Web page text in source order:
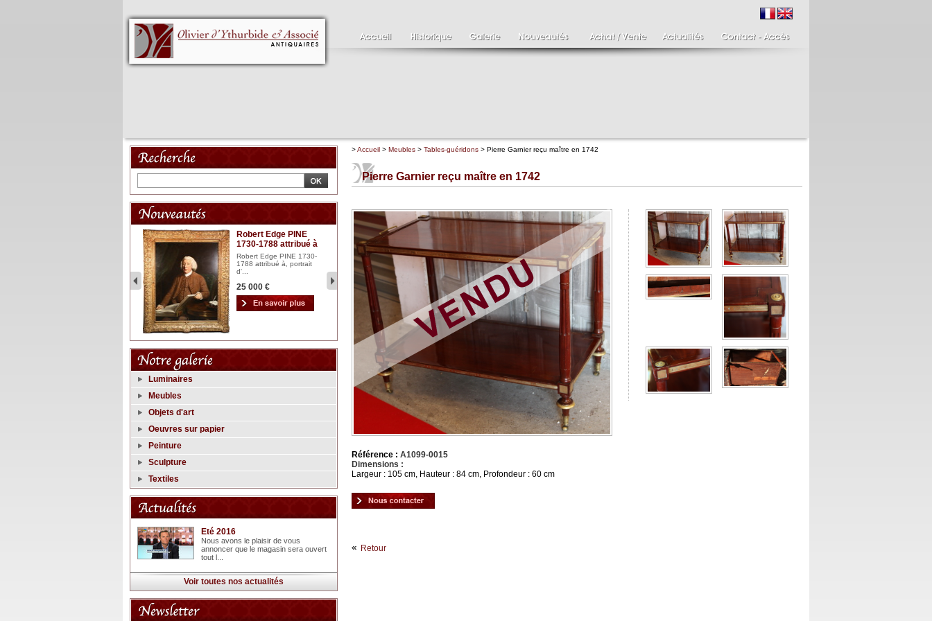
Robert Edge PINE
1730-1788 attribué à
Robert Edge PINE 1730-
1788 attribué à, portrait
d'...
25 000 €
Clément SERVEAU
Clément SERVEAU 1886-
1972 "Portrait de Boxer"
Hui...
2 500 €
Paire de bougeoirs fin
XVIIIème
Paire de bougeoirs putti
tenant une torchère en
1 700 €
Luminaires
Meubles
Objets d'art
Oeuvres sur papier
Peinture
Sculpture
Textiles
Eté 2016
Nous avons le plaisir de vous
annoncer que le magasin sera ouvert
tout l...
Voir toutes nos actualités
>Accueil > Meubles > Tables-guéridons > Pierre Garnier reçu maître en 1742
Pierre Garnier reçu maître en 1742
Référence : A1099-0015
Dimensions :
Largeur : 105 cm, Hauteur : 84 cm, Profondeur : 60 cm
Retour